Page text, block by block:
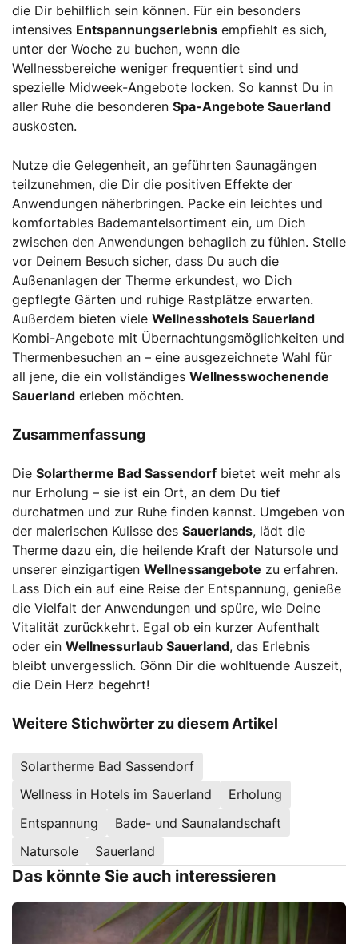
die Dir behilflich sein können. Für ein besonders
intensives Entspannungserlebnis empfiehlt es sich,
unter der Woche zu buchen, wenn die
Wellnessbereiche weniger frequentiert sind und
spezielle Midweek-Angebote locken. So kannst Du in
aller Ruhe die besonderen Spa-Angebote Sauerland
auskosten.
Nutze die Gelegenheit, an geführten Saunagängen
teilzunehmen, die Dir die positiven Effekte der
Anwendungen näherbringen. Packe ein leichtes und
komfortables Bademantelsortiment ein, um Dich
zwischen den Anwendungen behaglich zu fühlen. Stelle
vor Deinem Besuch sicher, dass Du auch die
Außenanlagen der Therme erkundest, wo Dich
gepflegte Gärten und ruhige Rastplätze erwarten.
Außerdem bieten viele Wellnesshotels Sauerland
Kombi-Angebote mit Übernachtungsmöglichkeiten und
Thermenbesuchen an – eine ausgezeichnete Wahl für
all jene, die ein vollständiges Wellnesswochenende
Sauerland erleben möchten.
Zusammenfassung
Die Solartherme Bad Sassendorf bietet weit mehr als
nur Erholung – sie ist ein Ort, an dem Du tief
durchatmen und zur Ruhe finden kannst. Umgeben von
der malerischen Kulisse des Sauerlands, lädt die
Therme dazu ein, die heilende Kraft der Natursole und
unserer einzigartigen Wellnessangebote zu erfahren.
Lass Dich ein auf eine Reise der Entspannung, genieße
die Vielfalt der Anwendungen und spüre, wie Deine
Vitalität zurückkehrt. Egal ob ein kurzer Aufenthalt
oder ein Wellnessurlaub Sauerland, das Erlebnis
bleibt unvergesslich. Gönn Dir die wohltuende Auszeit,
die Dein Herz begehrt!
Weitere Stichwörter zu diesem Artikel
Solartherme Bad Sassendorf
Wellness in Hotels im Sauerland
Erholung
Entspannung
Bade- und Saunalandschaft
Natursole
Sauerland
Das könnte Sie auch interessieren